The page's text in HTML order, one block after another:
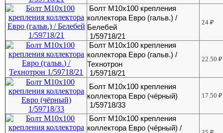
Болт М10х100 крепления
коллектора Евро (гальв.) /
Белебей
1/59718/21
24₽
Болт М10х100 крепления
коллектора Евро (гальв.) /
Технотрон
1/59718/21
22.50₽
Болт М10х100 крепления
коллектора Евро (чёрный)
1/59718/33
17.50₽
Болт М10х100 крепления
коллектора Евро (чёрный) /